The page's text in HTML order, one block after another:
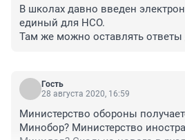
В школах давно введен
единый для НСО.
Там же можно оставлять ответы
учителя будут: 1. Вовремя
Проверить письма.
Время на объяснения, на
Гость
28 августа 2020, 16:59
Министерство обороны
Минобор? Министерство